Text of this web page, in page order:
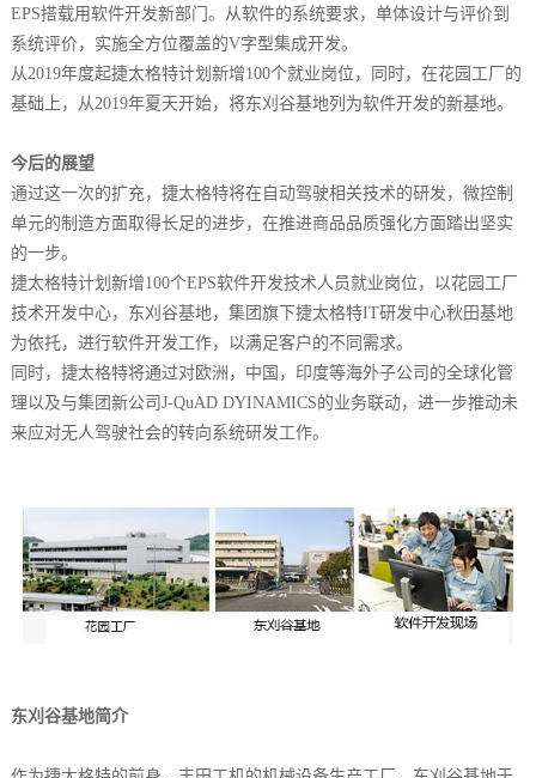
EPS搭载用软件开发新部门。从软件的系统要求，单体设计与评价到
系统评价，实施全方位覆盖的V字型集成开发。
从2019年度起捷太格特计划新增100个就业岗位，同时，在花园工厂的
基础上，从2019年夏天开始，将东刈谷基地列为软件开发的新基地。
今后的展望
通过这一次的扩充，捷太格特将在自动驾驶相关技术的研发，微控制
单元的制造方面取得长足的进步，在推进商品品质强化方面踏出坚实
的一步。
捷太格特计划新增100个EPS软件开发技术人员就业岗位，以花园工厂
技术开发中心，东刈谷基地，集团旗下捷太格特IT研发中心秋田基地
为依托，进行软件开发工作，以满足客户的不同需求。
同时，捷太格特将通过对欧洲，中国，印度等海外子公司的全球化管
理以及与集团新公司J-QuAD DYINAMICS的业务联动，进一步推动未
来应对无人驾驶社会的转向系统研发工作。
东刈谷基地简介